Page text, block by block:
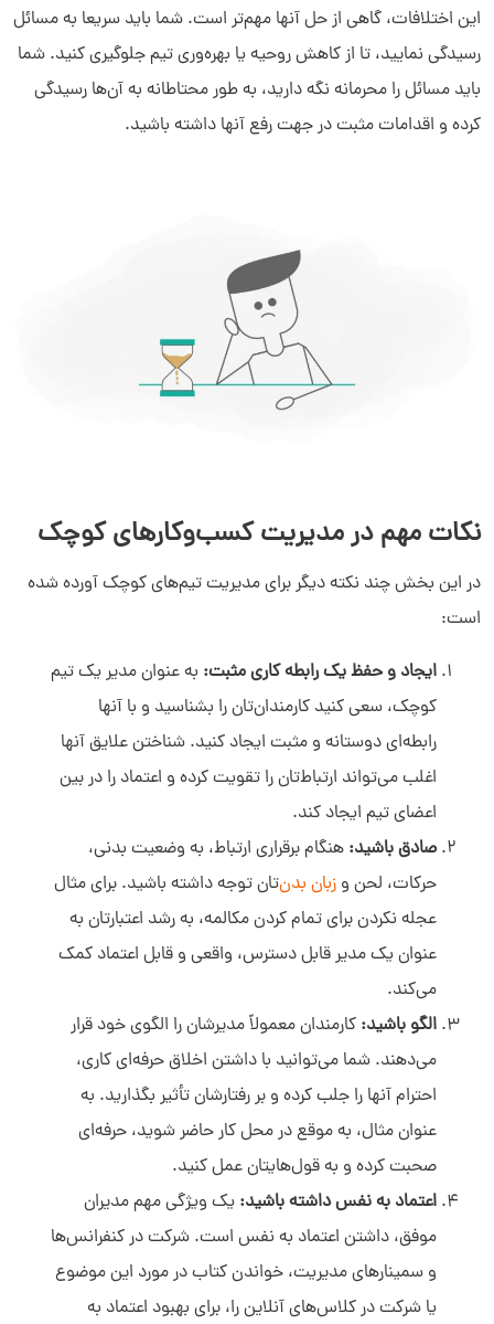
این اختلافات، گاهی از حل آنها مهم‌تر است. شما باید سریعا به مسائل
رسیدگی نمایید، تا از کاهش روحیه یا بهره‌وری تیم جلوگیری کنید. شما
باید مسائل را محرمانه نگه دارید، به طور محتاطانه به آن‌ها رسیدگی
کرده و اقدامات مثبت در جهت رفع آنها داشته باشید.
نکات مهم در مدیریت کسب‌وکارهای کوچک
در این بخش چند نکته دیگر برای مدیریت تیم‌های کوچک آورده شده
است:
ایجاد و حفظ یک رابطه کاری مثبت: به عنوان مدیر یک تیم
کوچک، سعی کنید کارمندان‌تان را بشناسید و با آنها
رابطه‌ای دوستانه و مثبت ایجاد کنید. شناختن علایق آنها
اغلب می‌تواند ارتباط‌تان را تقویت کرده و اعتماد را در بین
اعضای تیم ایجاد کند.
صادق باشید: هنگام برقراری ارتباط، به وضعیت بدنی،
حرکات، لحن و زبان بدن‌تان توجه داشته باشید. برای مثال
عجله نکردن برای تمام کردن مکالمه، به رشد اعتبارتان به
عنوان یک مدیر قابل دسترس، واقعی و قابل اعتماد کمک
می‌کند.
الگو باشید: کارمندان معمولاً مدیرشان را الگوی خود قرار
می‌دهند. شما می‌توانید با داشتن اخلاق حرفه‌ای کاری،
احترام آنها را جلب کرده و بر رفتارشان تأثیر بگذارید. به
عنوان مثال، به موقع در محل کار حاضر شوید، حرفه‌ای
صحبت کرده و به قول‌هایتان عمل کنید.
اعتماد به نفس داشته باشید: یک ویژگی مهم مدیران
موفق، داشتن اعتماد به نفس است. شرکت در کنفرانس‌ها
و سمینارهای مدیریت، خواندن کتاب در مورد این موضوع
یا شرکت در کلاس‌های آنلاین را، برای بهبود اعتماد به